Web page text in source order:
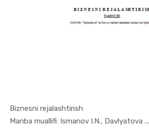
Biznesni rejalashtirish
Manba muallifi: Ismanov I.N., Davlyatova ...
In Makroiq...